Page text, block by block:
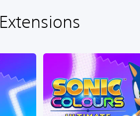
Extensions